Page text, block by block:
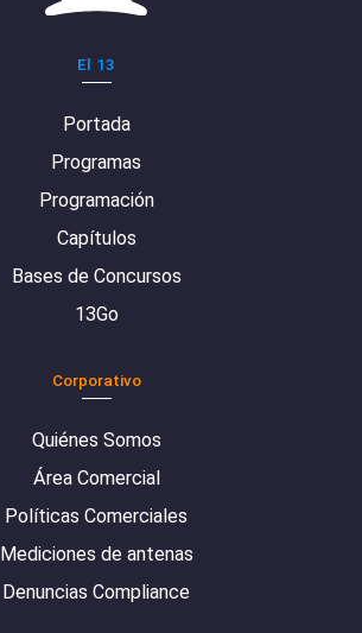
El 13
Portada
Programas
Programación
Capítulos
Bases de Concursos
13Go
Corporativo
Quiénes Somos
Área Comercial
Políticas Comerciales
Mediciones de antenas
Denuncias Compliance